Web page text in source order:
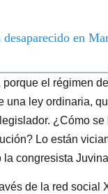
en
el régimen
una ley ordinaria,
¿Cómo
Lo están
la congresista
de la red social